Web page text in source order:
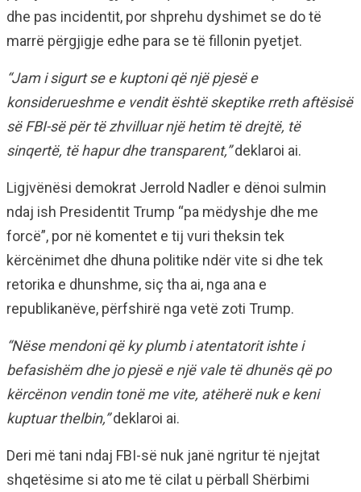
dhe pas incidentit, por shprehu dyshimet se do të
marrë përgjigje edhe para se të fillonin pyetjet.
“Jam i sigurt se e kuptoni që një pjesë e
konsiderueshme e vendit është skeptike rreth aftësisë
së FBI-së për të zhvilluar një hetim të drejtë, të
sinqertë, të hapur dhe transparent,”deklaroi ai.
Ligjvënësi demokrat Jerrold Nadler e dënoi sulmin
ndaj ish Presidentit Trump “pa mëdyshje dhe me
forcë”, por në komentet e tij vuri theksin tek
kërcënimet dhe dhuna politike ndër vite si dhe tek
retorika e dhunshme, siç tha ai, nga ana e
republikanëve, përfshirë nga vetë zoti Trump.
“Nëse mendoni që ky plumb i atentatorit ishte i
befasishëm dhe jo pjesë e një vale të dhunës që po
kërcënon vendin tonë me vite, atëherë nuk e keni
kuptuar thelbin,”deklaroi ai.
Deri më tani ndaj FBI-së nuk janë ngritur të njejtat
shqetësime si ato me të cilat u përball Shërbimi